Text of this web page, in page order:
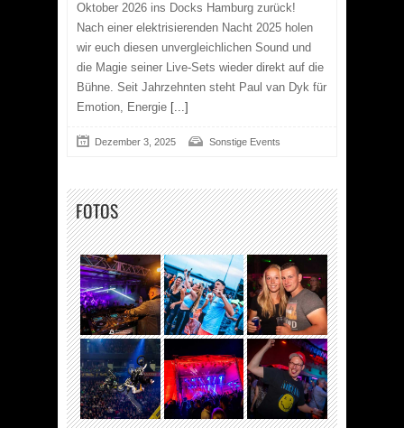
Oktober 2026 ins Docks Hamburg zurück!
Nach einer elektrisierenden Nacht 2025 holen
wir euch diesen unvergleichlichen Sound und
die Magie seiner Live-Sets wieder direkt auf die
Bühne. Seit Jahrzehnten steht Paul van Dyk für
Emotion, Energie [...]
Dezember 3, 2025 Sonstige Events
FOTOS